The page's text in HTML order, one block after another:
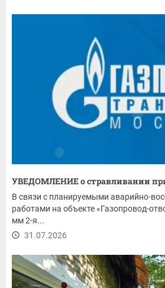
УВЕДОМЛЕНИЕ о стравливании
В связи с планируемыми аварийно-
работами на объекте «Газопровод-
мм 2-я...
31.07.2026